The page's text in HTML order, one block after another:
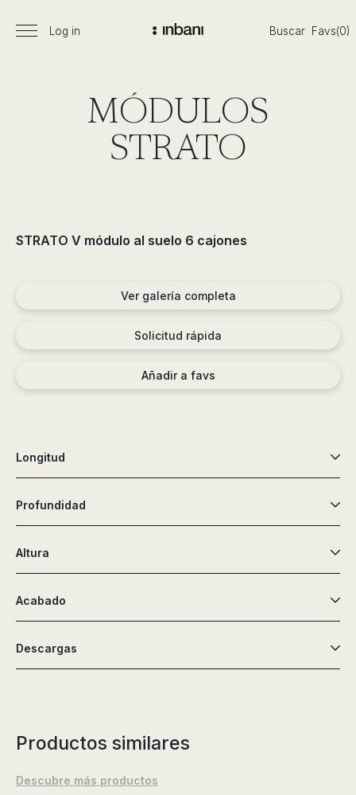
de
baños,
siguiendo
las
y
muebles,
lavabos,
bañeras,
platos
de
ducha,
Menú
Log in Buscar Favs(0)
MÓDULOS
STRATO
STRATO V módulo al suelo 6 cajones
Ver galería completa
Solicitud rápida
Añadir a favs
Longitud
Profundidad
Altura
Acabado
Descargas
Productos similares
Descubre más productos